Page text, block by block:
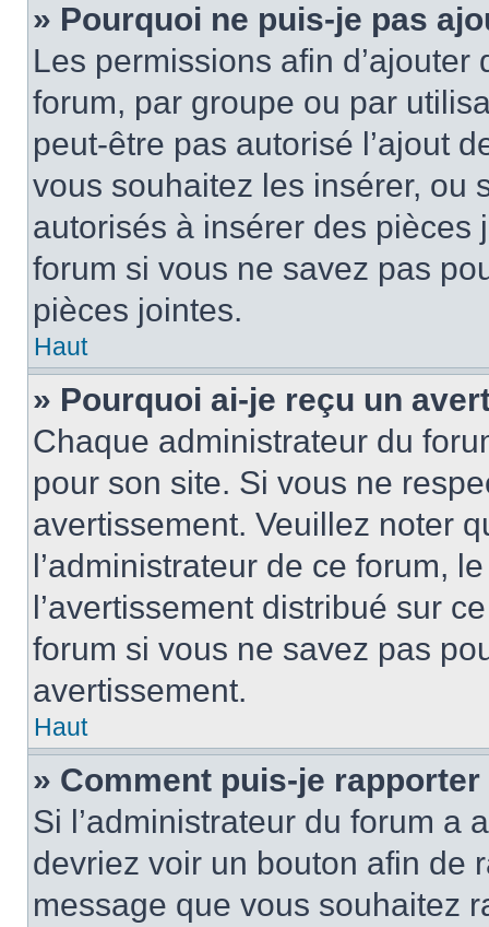
» Pourquoi ne puis-je pas
Les permissions afin
forum, par groupe ou par
peut-être pas autorisé l’ajout
vous souhaitez les insérer, ou
autorisés à insérer des pièces
forum si vous ne savez pas
pièces jointes.
Haut
» Pourquoi ai-je reçu un
Chaque administrateur du
pour son site. Si vous ne
avertissement. Veuillez noter
l’administrateur de ce forum,
l’avertissement distribué sur
forum si vous ne savez pas
avertissement.
Haut
» Comment puis-je
Si l’administrateur du forum a
devriez voir un bouton afin de
message que vous souhaitez